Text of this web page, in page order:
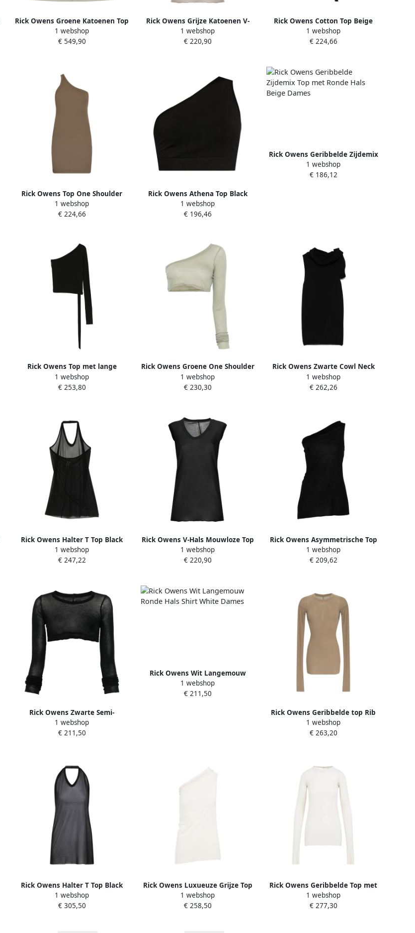
Rick Owens Groene Katoenen Top
Green Dames
1 webshop
€ 549,90
Rick Owens Grijze Katoenen V-
hals Mouwloze Top Gray Dames
1 webshop
€ 220,90
Rick Owens Cotton Top Beige
Dames
1 webshop
€ 224,66
Rick Owens Top One Shoulder
Green Dames
1 webshop
€ 224,66
Rick Owens Athena Top Black
Dames
1 webshop
€ 196,46
Rick Owens Geribbelde Zijdemix
Top met Ronde Hals Beige Dames
1 webshop
€ 186,12
Rick Owens Top met lange
mouwen en bandjes Black Dames
1 webshop
€ 253,80
Rick Owens Groene One Shoulder
Katoenen Top Green Dames
1 webshop
€ 230,30
Rick Owens Zwarte Cowl Neck
Top zonder mouwen Black Dames
1 webshop
€ 262,26
Rick Owens Halter T Top Black
Dames
1 webshop
€ 247,22
Rick Owens V-Hals Mouwloze Top
Black Dames
1 webshop
€ 220,90
Rick Owens Asymmetrische Top
zonder Mouwen met Halslijn
Black Dames
1 webshop
€ 209,62
Rick Owens Zwarte Semi-
Transparante Crop Top Lange
Mouw Black Dames
1 webshop
€ 211,50
Rick Owens Wit Langemouw
Ronde Hals Shirt White Dames
1 webshop
€ 211,50
Rick Owens Geribbelde top Rib
Beige Dames
1 webshop
€ 263,20
Rick Owens Halter T Top Black
Dames
1 webshop
€ 305,50
Rick Owens Luxueuze Grijze Top
Gray Dames
1 webshop
€ 258,50
Rick Owens Geribbelde Top met
Lange Mouwen White Dames
1 webshop
€ 277,30